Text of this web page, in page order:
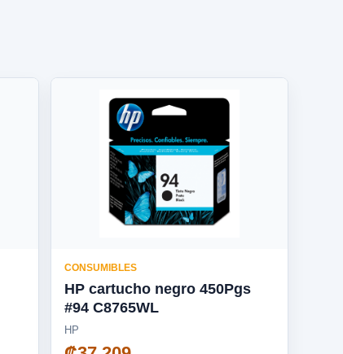
CONSUMIBLES
HP cartucho negro 450Pgs
#94 C8765WL
HP